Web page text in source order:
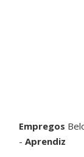
Empregos
-Aprendiz